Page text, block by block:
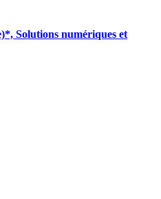
Solutions numériques et